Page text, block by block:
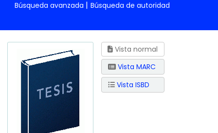
Búsqueda avanzada
Búsqueda de autoridad
Vista normal
Vista MARC
Vista ISBD